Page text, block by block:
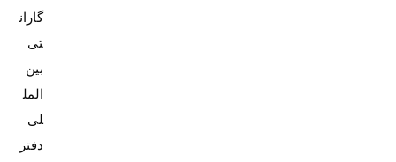
گاران
تی
بین
المل
دفتر